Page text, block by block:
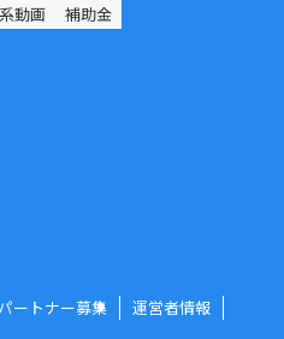
動画
補助金
ートナー募集 運営者情報